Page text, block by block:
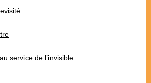
service de l’invisible